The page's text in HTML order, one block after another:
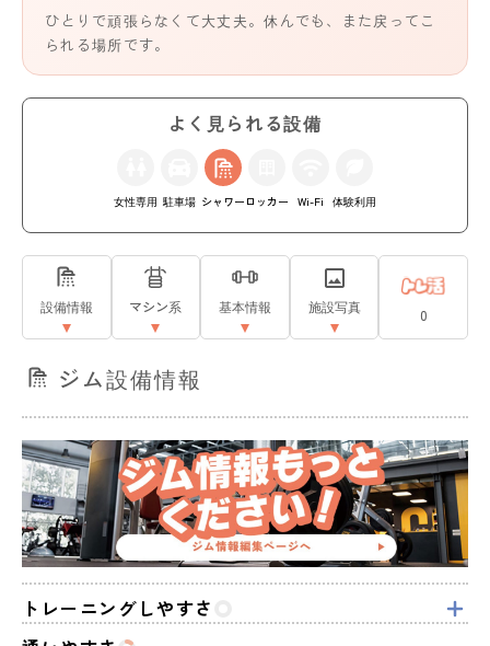
ひとりで頑張らなくて大丈夫。休んでも、また戻ってこ
られる場所です。
よく見られる設備
女性専用 駐車場 シャワー ロッカー Wi-Fi 体験利用
設備情報 マシン系 基本情報 施設写真 0
ジム設備情報
トレーニングしやすさ